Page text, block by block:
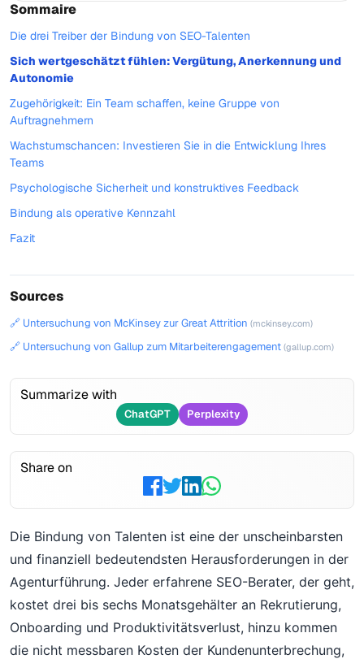
Sommaire
Die drei Treiber der Bindung von SEO-Talenten
Sich wertgeschätzt fühlen: Vergütung, Anerkennung und
Autonomie
Zugehörigkeit: Ein Team schaffen, keine Gruppe von
Auftragnehmern
Wachstumschancen: Investieren Sie in die Entwicklung Ihres
Teams
Psychologische Sicherheit und konstruktives Feedback
Bindung als operative Kennzahl
Fazit
Sources
🔗 Untersuchung von McKinsey zur Great Attrition (mckinsey.com)
🔗 Untersuchung von Gallup zum Mitarbeiterengagement (gallup.com)
Summarize with
ChatGPT Perplexity
Share on
Die Bindung von Talenten ist eine der unscheinbarsten
und finanziell bedeutendsten Herausforderungen in der
Agenturführung. Jeder erfahrene SEO-Berater, der geht,
kostet drei bis sechs Monatsgehälter an Rekrutierung,
Onboarding und Produktivitätsverlust, hinzu kommen
die nicht messbaren Kosten der Kundenunterbrechung,